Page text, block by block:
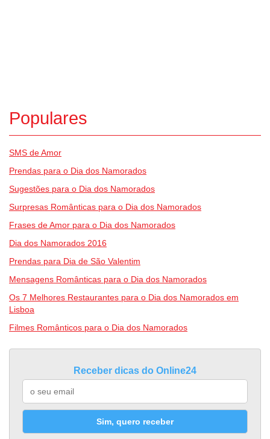
Populares
SMS de Amor
Prendas para o Dia dos Namorados
Sugestões para o Dia dos Namorados
Surpresas Românticas para o Dia dos Namorados
Frases de Amor para o Dia dos Namorados
Dia dos Namorados 2016
Prendas para Dia de São Valentim
Mensagens Românticas para o Dia dos Namorados
Os 7 Melhores Restaurantes para o Dia dos Namorados em
Lisboa
Filmes Românticos para o Dia dos Namorados
Receber dicas do Online24
Sim, quero receber